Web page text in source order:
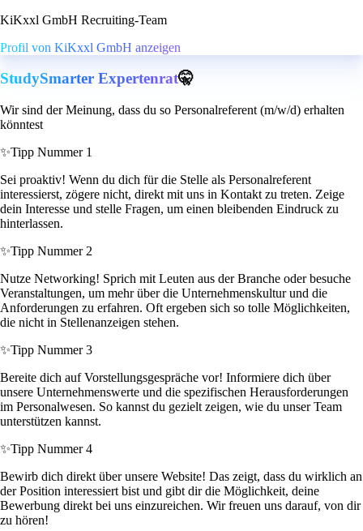
KiKxxl GmbH Recruiting-Team
Profil von KiKxxl GmbH anzeigen
StudySmarter Expertenrat🤫
Wir sind der Meinung, dass du so Personalreferent (m/w/d) erhalten
könntest
✨Tipp Nummer 1
Sei proaktiv! Wenn du dich für die Stelle als Personalreferent
interessierst, zögere nicht, direkt mit uns in Kontakt zu treten. Zeige
dein Interesse und stelle Fragen, um einen bleibenden Eindruck zu
hinterlassen.
✨Tipp Nummer 2
Nutze Networking! Sprich mit Leuten aus der Branche oder besuche
Veranstaltungen, um mehr über die Unternehmenskultur und die
Anforderungen zu erfahren. Oft ergeben sich so tolle Möglichkeiten,
die nicht in Stellenanzeigen stehen.
✨Tipp Nummer 3
Bereite dich auf Vorstellungsgespräche vor! Informiere dich über
unsere Unternehmenswerte und die spezifischen Herausforderungen
im Personalwesen. So kannst du gezielt zeigen, wie du unser Team
unterstützen kannst.
✨Tipp Nummer 4
Bewirb dich direkt über unsere Website! Das zeigt, dass du wirklich an
der Position interessiert bist und gibt dir die Möglichkeit, deine
Bewerbung direkt bei uns einzureichen. Wir freuen uns darauf, von dir
zu hören!